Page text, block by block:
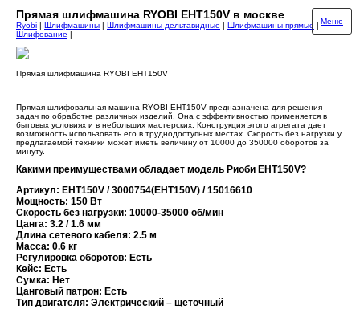
Прямая шлифмашина RYOBI EHT150V в москве
Меню
Ryobi | Шлифмашины | Шлифмашины дельтавидные | Шлифмашины прямые |
Шлифование |
Прямая шлифмашина RYOBI EHT150V
Прямая шлифовальная машина RYOBI EHT150V предназначена для решения
задач по обработке различных изделий. Она с эффективностью применяется в
бытовых условиях и в небольших мастерских. Конструкция этого агрегата дает
возможность использовать его в труднодоступных местах. Скорость без нагрузки у
предлагаемой техники может иметь величину от 10000 до 350000 оборотов за
минуту.
Какими преимуществами обладает модель Риоби EHT150V?
Артикул: EHT150V / 3000754(EHT150V) / 15016610
Мощность: 150 Вт
Скорость без нагрузки: 10000-35000 об/мин
Цанга: 3.2 / 1.6 мм
Длина сетевого кабеля: 2.5 м
Масса: 0.6 кг
Регулировка оборотов: Есть
Кейс: Есть
Сумка: Нет
Цанговый патрон: Есть
Тип двигателя: Электрический – щеточный